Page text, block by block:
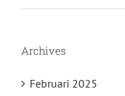
Archives
Februari 2025